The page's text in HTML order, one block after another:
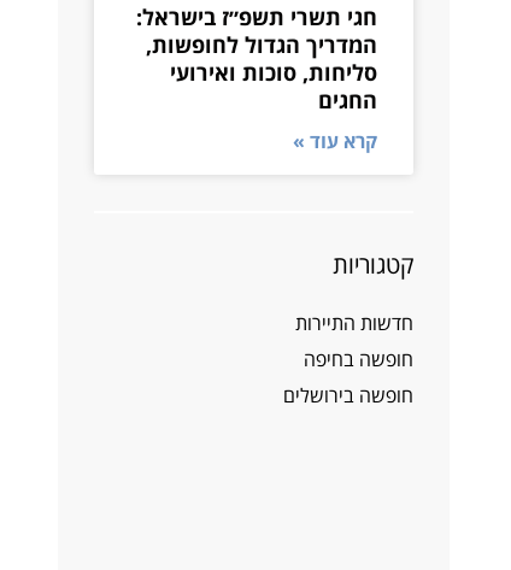
חגי תשרי תשפ״ז בישראל:
המדריך הגדול לחופשות,
סליחות, סוכות ואירועי
החגים
קרא עוד »
קטגוריות
חדשות התיירות
חופשה בחיפה
חופשה בירושלים